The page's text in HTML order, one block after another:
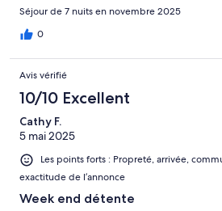
Séjour de 7 nuits en novembre 2025
0
Avis vérifié
10/10 Excellent
Cathy F.
5 mai 2025
Les points forts : Propreté, arrivée,
exactitude de l’annonce
Week end détente